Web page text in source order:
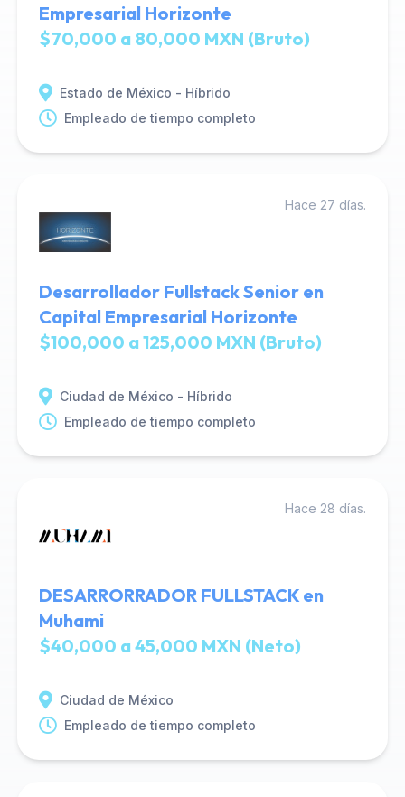
Empresarial Horizonte
$70,000 a 80,000 MXN (Bruto)
Estado de México - Híbrido
Empleado de tiempo completo
Hace 27 días.
Desarrollador Fullstack Senior en
Capital Empresarial Horizonte
$100,000 a 125,000 MXN (Bruto)
Ciudad de México - Híbrido
Empleado de tiempo completo
Hace 28 días.
DESARRORRADOR FULLSTACK en
Muhami
$40,000 a 45,000 MXN (Neto)
Ciudad de México
Empleado de tiempo completo